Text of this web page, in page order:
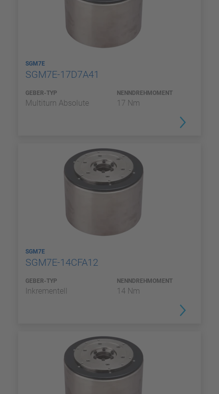
SGM7E
SGM7E-17D7A41
GEBER-TYP
Multiturn Absolute
NENNDREHMOMENT
17 Nm
SGM7E
SGM7E-14CFA12
GEBER-TYP
Inkrementell
NENNDREHMOMENT
14 Nm